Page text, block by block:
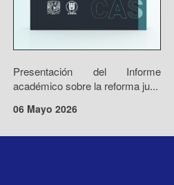
Presentación del Informe
académico sobre la reforma ju...
06 Mayo 2026